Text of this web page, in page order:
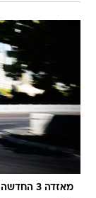
מאזדה 3 החדשה. לא תהיה לה גרסה חשמלית בקרוב